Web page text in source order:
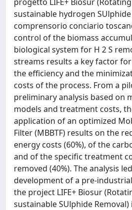
sustainable hydrogen
comprensorio conciario
control of the biomass
biological system for H 2 S
streams results a key factor
the efficiency and the
costs of the process. From a
preliminary analysis based on
models and treatment costs,
application of an optimized
Filter (MBBTF) results on the
energy costs (60%), of the
and of the specific treatment
removed (40%). The analysis
development of a pre-
the project LIFE+ Biosur
sustainable SUlphide Removal)